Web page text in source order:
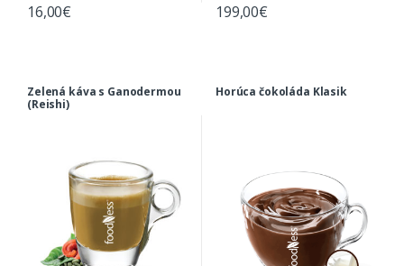
16,00€ 199,00€
Zelená káva s Ganodermou
(Reishi)
Horúca čokoláda Klasik